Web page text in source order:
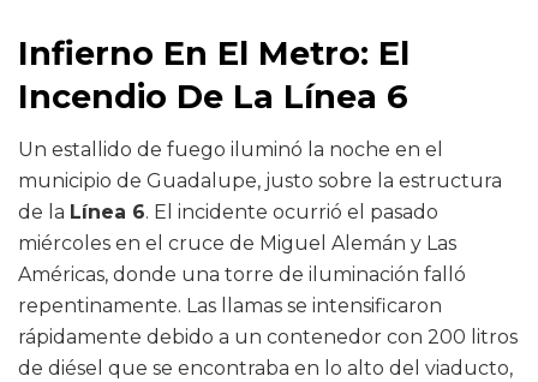
Infierno En El Metro: El
Incendio De La Línea 6
Un estallido de fuego iluminó la noche en el
municipio de Guadalupe, justo sobre la estructura
de la Línea 6. El incidente ocurrió el pasado
miércoles en el cruce de Miguel Alemán y Las
Américas, donde una torre de iluminación falló
repentinamente. Las llamas se intensificaron
rápidamente debido a un contenedor con 200 litros
de diésel que se encontraba en lo alto del viaducto,